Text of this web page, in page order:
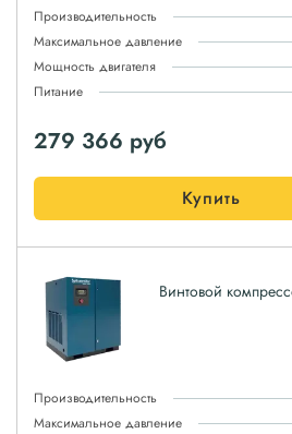
Производительность
Максимальное давление
Мощность двигателя
Питание
279 366 руб
Купить
Винтовой
Производительность
Максимальное давление